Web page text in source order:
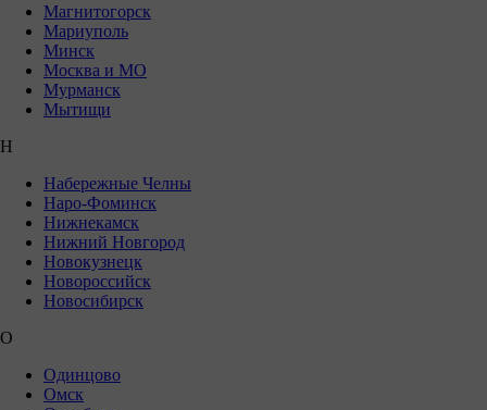
Магнитогорск
Мариуполь
Минск
Москва и МО
Мурманск
Мытищи
Н
Набережные Челны
Наро-Фоминск
Нижнекамск
Нижний Новгород
Новокузнецк
Новороссийск
Новосибирск
О
Одинцово
Омск